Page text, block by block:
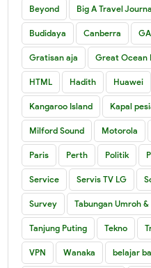
Beyond Big A Travel
Budidaya Canberra
Gratisan aja Great Ocean
HTML Hadith Huawei
Kangaroo Island Kapal
Milford Sound Motorola
Paris Perth Politik
Service Servis TV LG
Survey Tabungan Umroh
Tanjung Puting Tekno
VPN Wanaka belajar